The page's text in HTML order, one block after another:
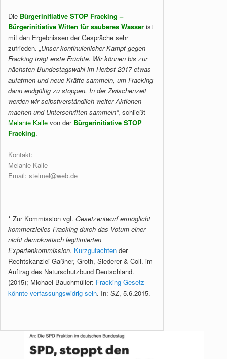
Die Bürgerinitiative STOP Fracking –
Bürgerinitiative Witten für sauberes Wasser ist
mit den Ergebnissen der Gespräche sehr
zufrieden. „Unser kontinuierlicher Kampf gegen
Fracking trägt erste Früchte. Wir können bis zur
nächsten Bundestagswahl im Herbst 2017 etwas
aufatmen und neue Kräfte sammeln, um Fracking
dann endgültig zu stoppen. In der Zwischenzeit
werden wir selbstverständlich weiter Aktionen
machen und Unterschriften sammeln“, schließt
Melanie Kalle von der Bürgerinitiative STOP
Fracking.
Kontakt:
Melanie Kalle
Email: stelmel@web.de
* Zur Kommission vgl. Gesetzentwurf ermöglicht
kommerzielles Fracking durch das Votum einer
nicht demokratisch legitimierten
Expertenkommission. Kurzgutachten der
Rechtskanzlei Gaßner, Groth, Siederer & Coll. im
Auftrag des Naturschutzbund Deutschland.
(2015); Michael Bauchmüller: Fracking-Gesetz
könnte verfassungswidrig sein. In: SZ, 5.6.2015.